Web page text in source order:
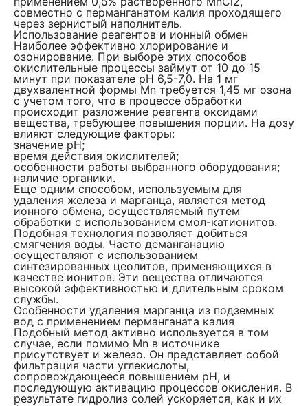
совместно с перманганатом калия проходящего
через зернистый наполнитель.
Использование реагентов и ионный обмен
Наиболее эффективно хлорирование и
озонирование. При выборе этих способов
окислительные процессы займут от 10 до 15
минут при показателе pH 6,5-7,0. На 1 мг
двухвалентной формы Mn требуется 1,45 мг озона
с учетом того, что в процессе обработки
происходит разложение реагента оксидами
вещества, требующее повышения порции. На дозу
влияют следующие факторы:
значение pH;
время действия окислителей;
особенности работы выбранного оборудования;
наличие органики.
Еще одним способом, используемым для
удаления железа и марганца, является метод
ионного обмена, осуществляемый путем
обработки с использованием смол-катионитов.
Подобная технология позволяет добиться
смягчения воды. Часто деманганацию
осуществляют с использованием
синтезированных цеолитов, применяющихся в
качестве ионитов. Эти вещества отличаются
высокой эффективностью и длительным сроком
службы.
Особенности удаления марганца из подземных
вод с применением перманганата калия
Подобный метод активно используется в том
случае, если помимо Mn в источнике
присутствует и железо. Он представляет собой
фильтрация части углекислоты,
сопровождающееся повышением pH, и
последующую активацию процессов окисления. В
результате гидролиз солей ускоряется, как и их